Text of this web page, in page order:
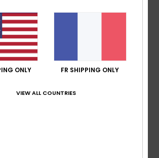
de coton [160 g/m²]
regular
ONLY FR SHIPPING ONLY
VIEW ALL COUNTRIES